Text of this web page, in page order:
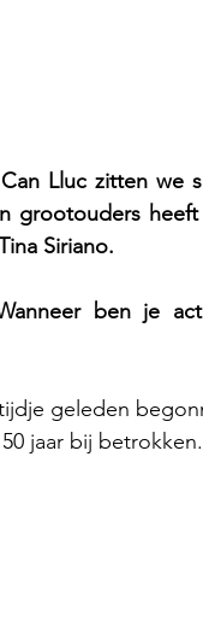
Lluc zitten we
grootouders
Siriano.
ben je
geleden
jaar bij betrokken.